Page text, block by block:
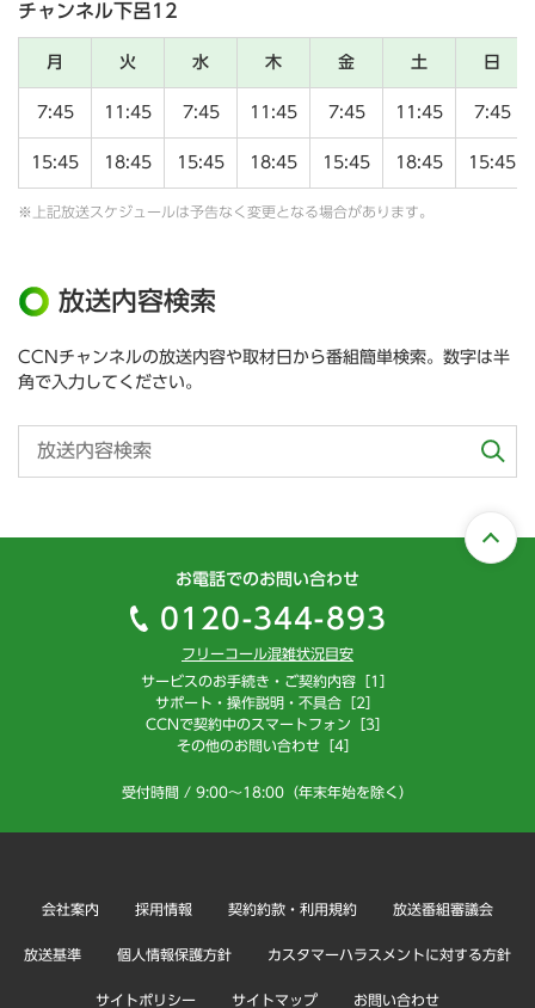
チャンネル下呂12
月 火 水 木 金 土 日
7:45 11:45 7:45 11:45 7:45 11:45 7:45
15:45 18:45 15:45 18:45 15:45 18:45 15:45
※上記放送スケジュールは予告なく変更となる場合があります。
放送内容検索
CCNチャンネルの放送内容や取材日から番組簡単検索。数字は半
角で入力してください。
お電話でのお問い合わせ
0120-344-893
フリーコール混雑状況目安
サービスのお手続き・ご契約内容［1］
サポート・操作説明・不具合［2］
CCNで契約中のスマートフォン［3］
その他のお問い合わせ［4］
受付時間 / 9:00～18:00（年末年始を除く）
会社案内 採用情報 契約約款・利用規約 放送番組審議会
放送基準 個人情報保護方針 カスタマーハラスメントに対する方針
サイトポリシー サイトマップ お問い合わせ